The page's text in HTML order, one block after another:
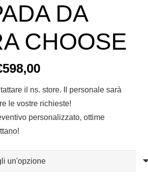
DA
CHOOSE
598,00Fascia
prezzo:
da
€492,00
€598,00
il ns. store. Il personale sarà
le vostre richieste!
personalizzato, ottime